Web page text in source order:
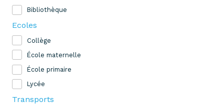
Bibliothèque
Ecoles
Collège
École maternelle
École primaire
Lycée
Transports